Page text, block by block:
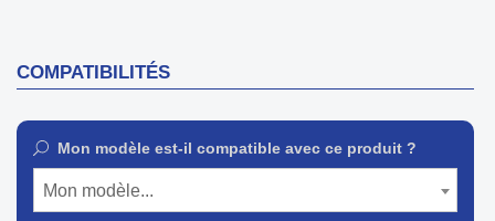
COMPATIBILITÉS
Mon modèle est-il compatible avec ce produit ?
Mon modèle...